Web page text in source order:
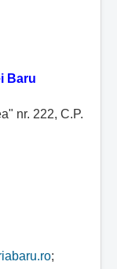
Baru
nr. 222, C.P.
;